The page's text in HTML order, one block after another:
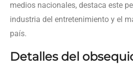
medios nacionales, destaca este
industria del entretenimiento y el
país.
Detalles del